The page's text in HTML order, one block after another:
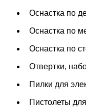
Оснастка по
Оснастка по
Оснастка по
Отвертки,
Пилки для
Пистолеты